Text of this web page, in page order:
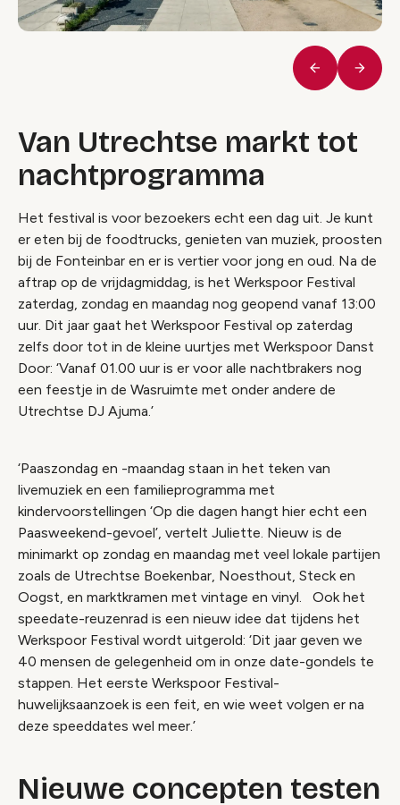
Vorige
Van Utrechtse markt tot
nachtprogramma
Het festival is voor bezoekers echt een dag uit. Je kunt
er eten bij de foodtrucks, genieten van muziek, proosten
bij de Fonteinbar en er is vertier voor jong en oud. Na de
aftrap op de vrijdagmiddag, is het Werkspoor Festival
zaterdag, zondag en maandag nog geopend vanaf 13:00
uur. Dit jaar gaat het Werkspoor Festival op zaterdag
zelfs door tot in de kleine uurtjes met Werkspoor Danst
Door: ‘Vanaf 01.00 uur is er voor alle nachtbrakers nog
een feestje in de Wasruimte met onder andere de
Utrechtse DJ Ajuma.’
‘Paaszondag en -maandag staan in het teken van
livemuziek en een familieprogramma met
kindervoorstellingen ‘Op die dagen hangt hier echt een
Paasweekend-gevoel’, vertelt Juliette. Nieuw is de
minimarkt op zondag en maandag met veel lokale partijen
zoals de Utrechtse Boekenbar, Noesthout, Steck en
Oogst, en marktkramen met vintage en vinyl. Ook het
speedate-reuzenrad is een nieuw idee dat tijdens het
Werkspoor Festival wordt uitgerold: ‘Dit jaar geven we
40 mensen de gelegenheid om in onze date-gondels te
stappen. Het eerste Werkspoor Festival-
huwelijksaanzoek is een feit, en wie weet volgen er na
deze speeddates wel meer.’
Nieuwe concepten testen